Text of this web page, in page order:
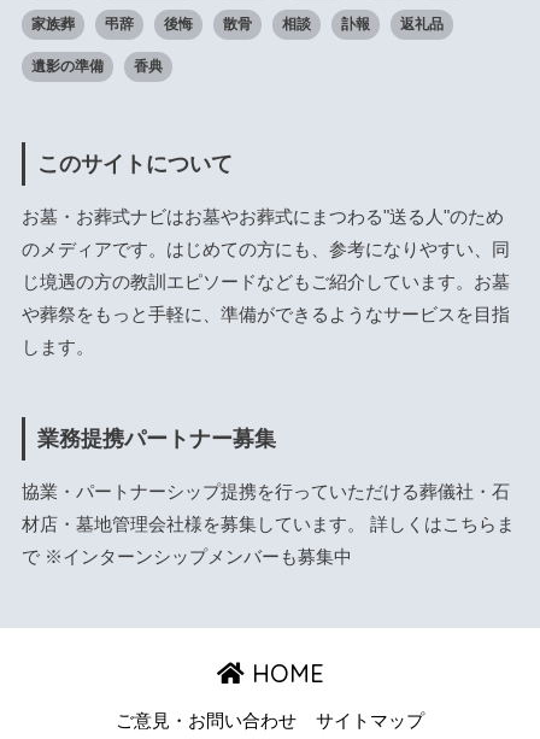
家族葬 弔辞 後悔 散骨 相談 訃報 返礼品
遺影の準備 香典
このサイトについて
お墓・お葬式ナビはお墓やお葬式にまつわる"送る人"のため
のメディアです。はじめての方にも、参考になりやすい、同
じ境遇の方の教訓エピソードなどもご紹介しています。お墓
や葬祭をもっと手軽に、準備ができるようなサービスを目指
します。
業務提携パートナー募集
協業・パートナーシップ提携を行っていただける葬儀社・石
材店・墓地管理会社様を募集しています。 詳しくはこちら ま
で ※インターンシップメンバーも募集中
HOME
ご意見・お問い合わせ サイトマップ